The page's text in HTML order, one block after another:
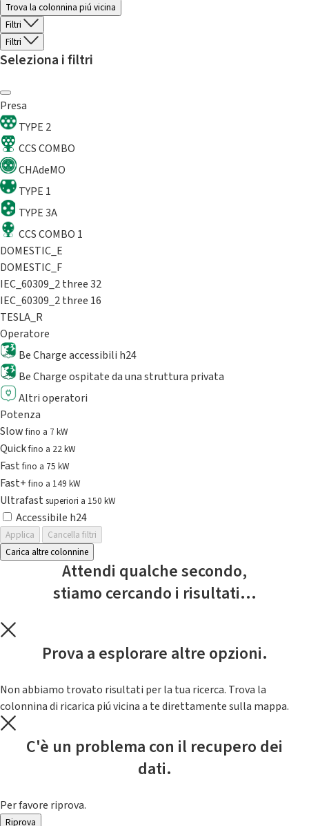
Trova la colonnina piú vicina
Filtri
Filtri
Seleziona i filtri
Presa
TYPE 2
CCS COMBO
CHAdeMO
TYPE 1
TYPE 3A
CCS COMBO 1
DOMESTIC_E
DOMESTIC_F
IEC_60309_2 three 32
IEC_60309_2 three 16
TESLA_R
Operatore
Be Charge accessibili h24
Be Charge ospitate da una struttura privata
Altri operatori
Potenza
Slowfino a 7 kW
Quickfino a 22 kW
Fastfino a 75 kW
Fast+fino a 149 kW
Ultrafast superiori a 150 kW
Accessibile h24
Applica
Cancella filtri
Carica altre colonnine
Attendi qualche secondo,
stiamo cercando i risultati...
Prova a esplorare altre opzioni.
Non abbiamo trovato risultati per la tua ricerca. Trova la
colonnina di ricarica piú vicina a te direttamente sulla mappa.
C'è un problema con il recupero dei
dati.
Per favore riprova.
Riprova